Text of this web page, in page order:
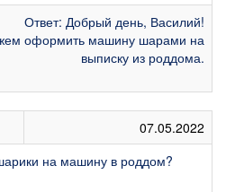
Ответ: Добрый день, Василий!
оформить машину шарами на
выписку из роддома.
07.05.2022
на машину в роддом?